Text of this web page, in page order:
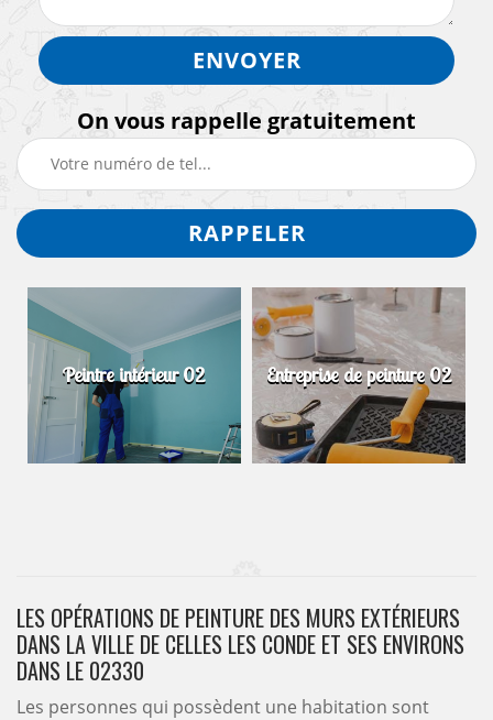
On vous rappelle gratuitement
Peintre intérieur 02 Entreprise de peinture 02
LES OPÉRATIONS DE PEINTURE DES MURS EXTÉRIEURS
DANS LA VILLE DE CELLES LES CONDE ET SES ENVIRONS
DANS LE 02330
Les personnes qui possèdent une habitation sont